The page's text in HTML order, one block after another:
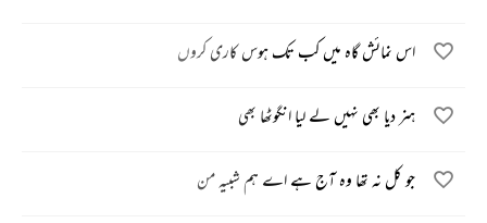
اس نمائش گاہ میں کب تک ہوس کاری کروں
ہنر دیا بھی نہیں لے لیا انگوٹھا بھی
جو کل نہ تھا وہ آج ہے اے ہم شبیہ من